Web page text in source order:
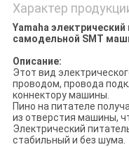
Характер
Yamaha
самодельной SMT
Описание:
Этот вид
проводом, провода
коннектору машины.
Пино на питателе
из отверстия машины,
Электрический
стабильный и без шума.